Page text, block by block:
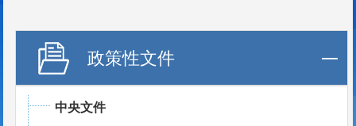
政策性文件
中央文件